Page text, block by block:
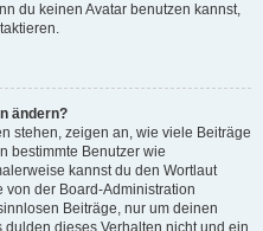
du keinen Avatar benutzen kannst,
ändern?
stehen, zeigen an, wie viele Beiträge
bestimmte Benutzer wie
kannst du den Wortlaut
der Board-Administration
Beiträge, nur um deinen
dieses Verhalten nicht und ein